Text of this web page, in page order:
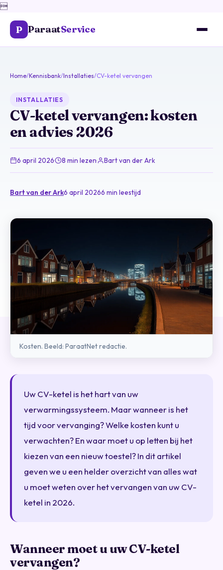

P ParaatService
Home/Kennisbank/Installaties/CV-ketel vervangen
INSTALLATIES
CV-ketel vervangen: kosten
en advies 2026
6 april 2026· 8 min lezen· Bart van der Ark
Bart van der Ark6 april 20266 min leestijd
Kosten. Beeld: ParaatNet redactie.
Uw CV-ketel is het hart van uw
verwarmingssysteem. Maar wanneer is het
tijd voor vervanging? Welke kosten kunt u
verwachten? En waar moet u op letten bij het
kiezen van een nieuw toestel? In dit artikel
geven we u een helder overzicht van alles wat
u moet weten over het vervangen van uw CV-
ketel in 2026.
Wanneer moet u uw CV-ketel
vervangen?